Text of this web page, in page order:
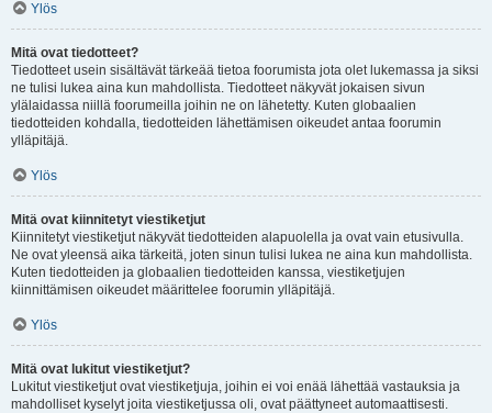
Ylös
Mitä ovat tiedotteet?
Tiedotteet usein sisältävät tärkeää tietoa foorumista jota olet lukemassa ja siksi
ne tulisi lukea aina kun mahdollista. Tiedotteet näkyvät jokaisen sivun
ylälaidassa niillä foorumeilla joihin ne on lähetetty. Kuten globaalien
tiedotteiden kohdalla, tiedotteiden lähettämisen oikeudet antaa foorumin
ylläpitäjä.
Ylös
Mitä ovat kiinnitetyt viestiketjut
Kiinnitetyt viestiketjut näkyvät tiedotteiden alapuolella ja ovat vain etusivulla.
Ne ovat yleensä aika tärkeitä, joten sinun tulisi lukea ne aina kun mahdollista.
Kuten tiedotteiden ja globaalien tiedotteiden kanssa, viestiketjujen
kiinnittämisen oikeudet määrittelee foorumin ylläpitäjä.
Ylös
Mitä ovat lukitut viestiketjut?
Lukitut viestiketjut ovat viestiketjuja, joihin ei voi enää lähettää vastauksia ja
mahdolliset kyselyt joita viestiketjussa oli, ovat päättyneet automaattisesti.